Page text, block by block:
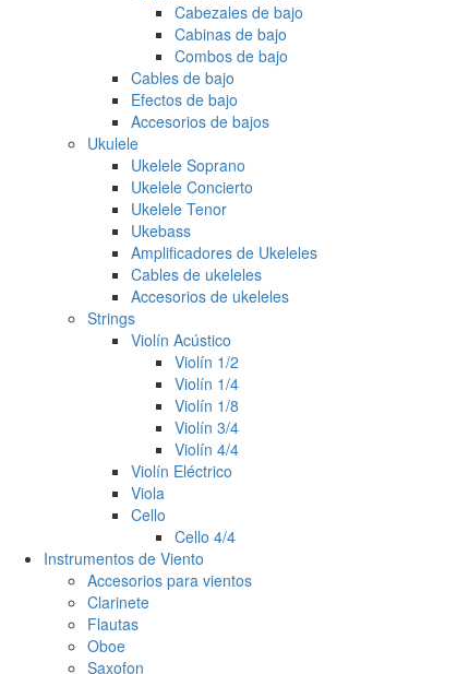
Cabezales de bajo
Cabinas de bajo
Combos de bajo
Cables de bajo
Efectos de bajo
Accesorios de bajos
Ukulele
Ukelele Soprano
Ukelele Concierto
Ukelele Tenor
Ukebass
Amplificadores de Ukeleles
Cables de ukeleles
Accesorios de ukeleles
Strings
Violín Acústico
Violín 1/2
Violín 1/4
Violín 1/8
Violín 3/4
Violín 4/4
Violín Eléctrico
Viola
Cello
Cello 4/4
Instrumentos de Viento
Accesorios para vientos
Clarinete
Flautas
Oboe
Saxofon